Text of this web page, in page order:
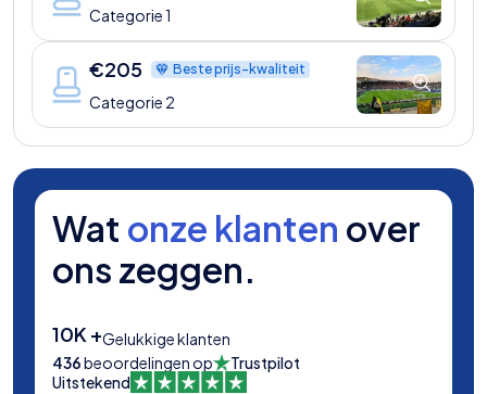
Categorie 1
€205 Beste prijs-kwaliteit
Categorie 2
Wat onze klanten over
ons zeggen.
10K +Gelukkige klanten
436beoordelingen op
Trustpilot
Uitstekend